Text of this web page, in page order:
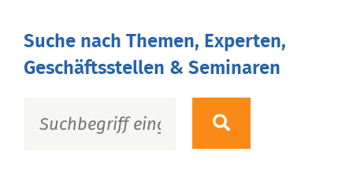
Suche nach Themen, Experten,
Geschäftsstellen & Seminaren